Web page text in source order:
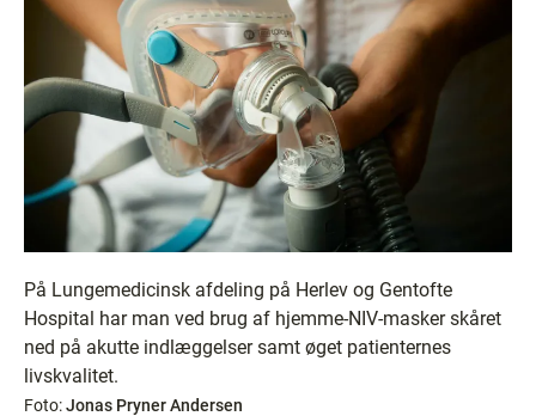
På Lungemedicinsk afdeling på Herlev og Gentofte
Hospital har man ved brug af hjemme-NIV-masker skåret
ned på akutte indlæggelser samt øget patienternes
livskvalitet.
Foto:Jonas Pryner Andersen